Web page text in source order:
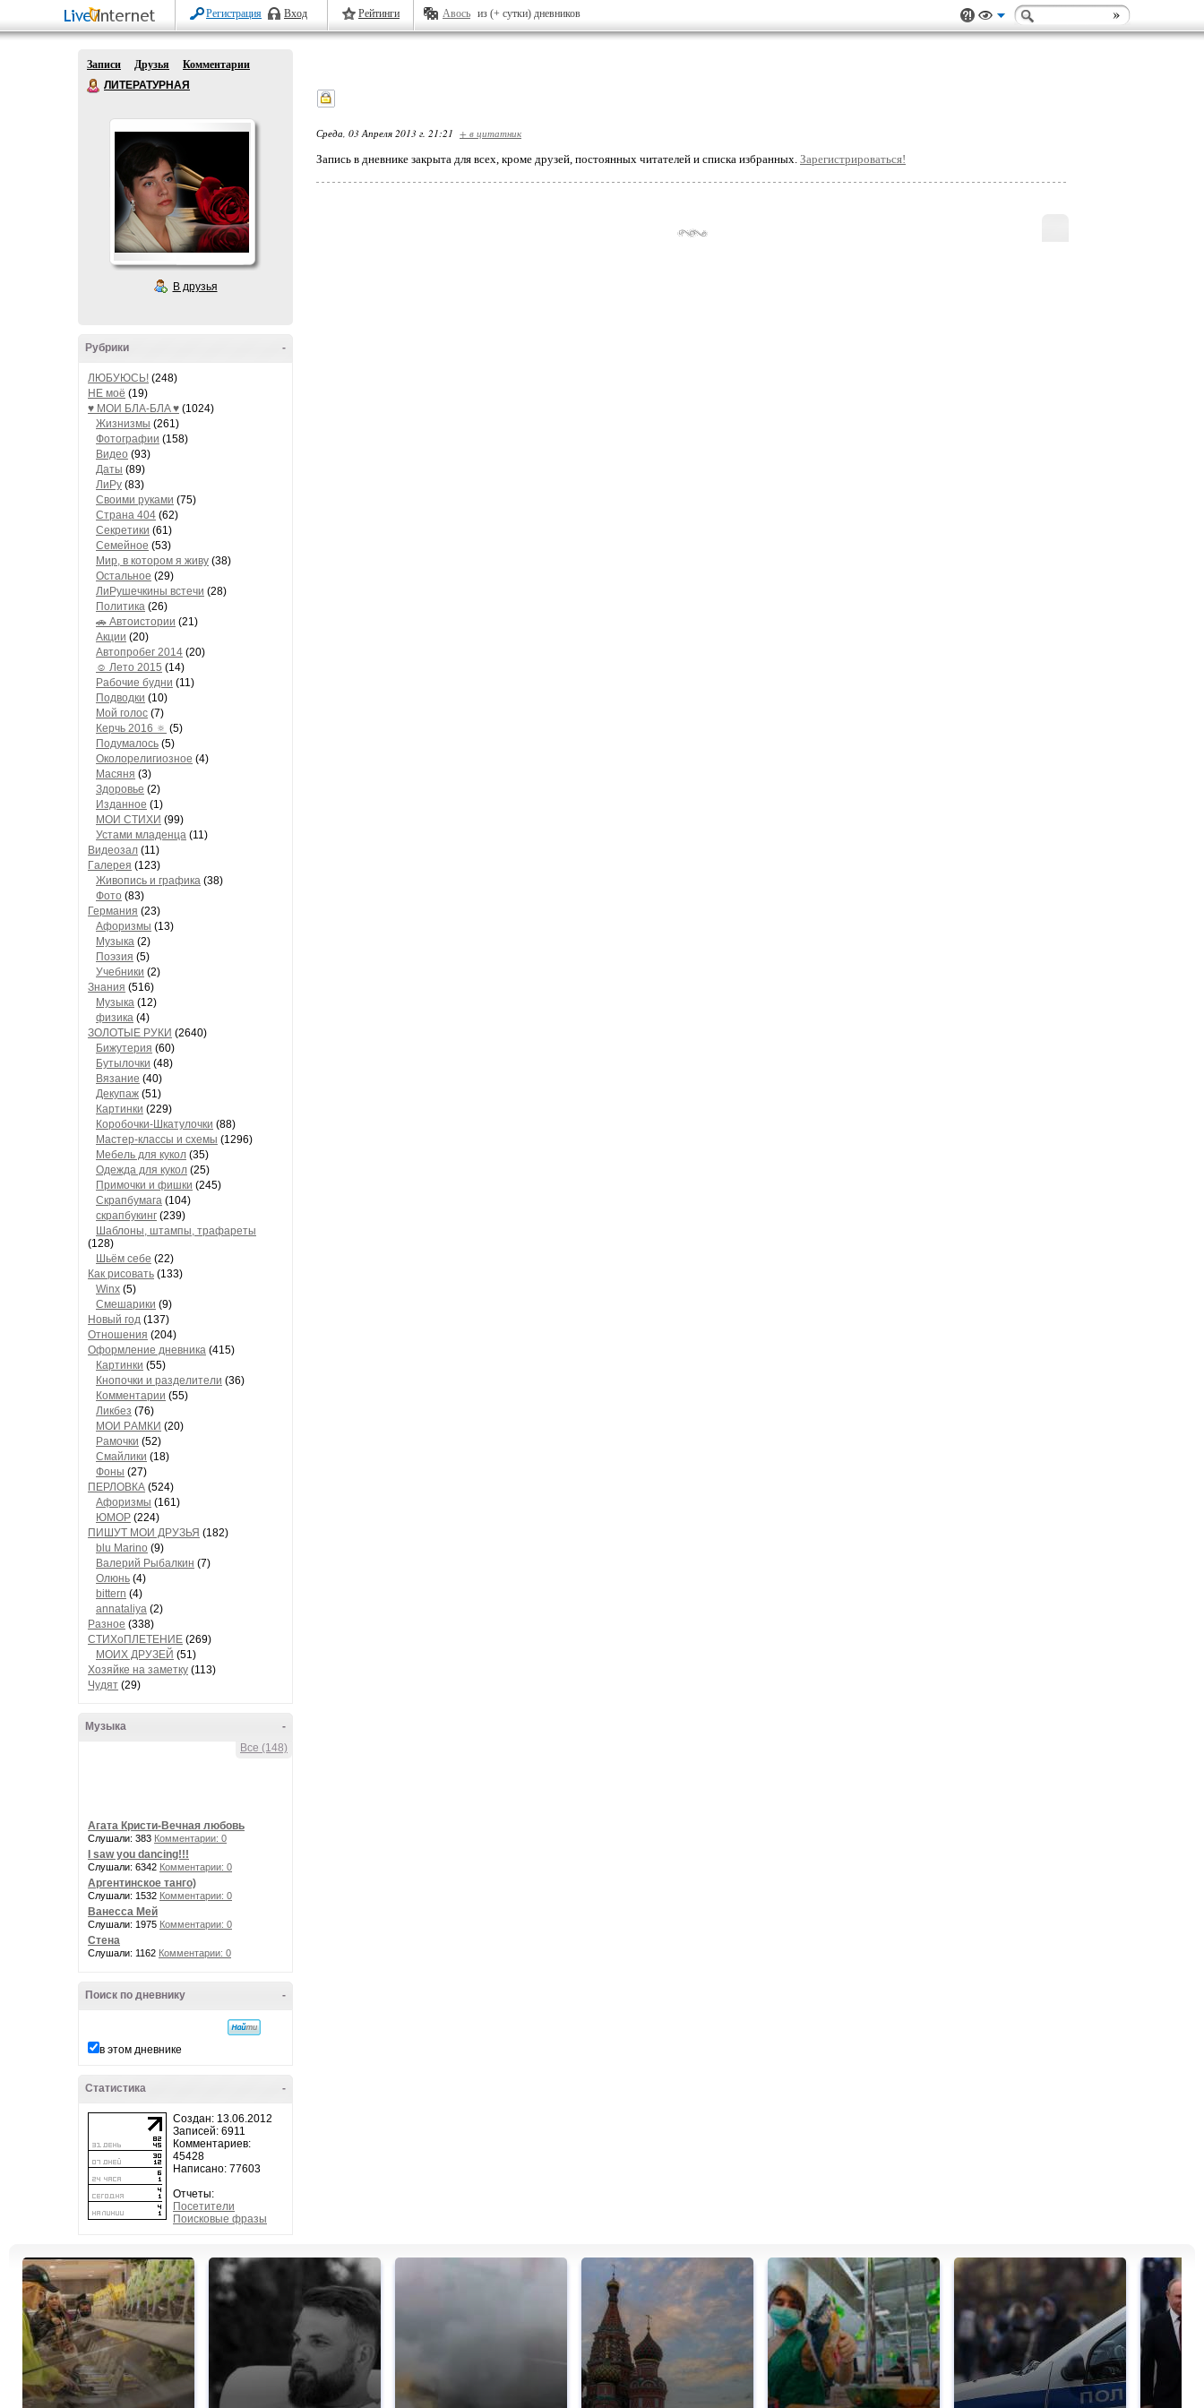
Регистрация Вход Рейтинги Авось из (+ сутки) дневников
Записи Друзья
Комментарии
ЛИТЕРАТУРНАЯ
В друзья
-
Рубрики
ЛЮБУЮСЬ! (248)
НЕ моё (19)
♥ МОИ БЛA-БЛA ♥ (1024)
Жизнизмы (261)
Фотографии (158)
Видео (93)
Даты (89)
ЛиРу (83)
Своими руками (75)
Страна 404 (62)
Секретики (61)
Семейное (53)
Мир, в котором я живу (38)
Остальное (29)
ЛиРушечкины встечи (28)
Политика (26)
🚗 Автоистории (21)
Акции (20)
Автопробег 2014 (20)
☺ Лето 2015 (14)
Рабочие будни (11)
Подводки (10)
Мой голос (7)
Керчь 2016 🔅 (5)
Подумалось (5)
Околорелигиозное (4)
Масяня (3)
Здоровье (2)
Изданное (1)
МОИ СТИХИ (99)
Устами младенца (11)
Видеозал (11)
Гaлерея (123)
Живопись и грaфикa (38)
Фото (83)
Гермaния (23)
Aфоризмы (13)
Музыкa (2)
Поэзия (5)
Учебники (2)
Знания (516)
Музыкa (12)
физика (4)
ЗОЛОТЫЕ РУКИ (2640)
Бижутерия (60)
Бутылочки (48)
Вязaние (40)
Декупaж (51)
Кaртинки (229)
Коробочки-Шкатулочки (88)
Мастер-классы и схемы (1296)
Мебель для кукол (35)
Одеждa для кукол (25)
Примочки и фишки (245)
Скрaпбумaгa (104)
скрапбукинг (239)
Шaблоны, штaмпы, трaфaреты
(128)
Шьём себе (22)
Как рисовать (133)
Winx (5)
Смешарики (9)
Новый год (137)
Отношения (204)
Оформление дневника (415)
Кaртинки (55)
Кнопочки и рaзделители (36)
Комментaрии (55)
Ликбез (76)
МОИ РAМКИ (20)
Рaмочки (52)
Смaйлики (18)
Фоны (27)
ПЕРЛОВКА (524)
Aфоризмы (161)
ЮМОР (224)
ПИШУТ МОИ ДРУЗЬЯ (182)
blu Marino (9)
Валерий Рыбалкин (7)
Олюнь (4)
bittern (4)
annataliya (2)
Разное (338)
СТИХоПЛЕТЕНИЕ (269)
МОИХ ДРУЗЕЙ (51)
Хозяйке на заметку (113)
Чудят (29)
-
Музыка
Все (148)
Агата Кристи-Вечная любовь
Слушали: 383 Комментарии: 0
I saw you dancing!!!
Слушали: 6342 Комментарии: 0
Аргентинское танго)
Слушали: 1532 Комментарии: 0
Ванесса Мей
Слушали: 1975 Комментарии: 0
Стена
Слушали: 1162 Комментарии: 0
-
Поиск по дневнику
в этом дневнике
-
Статистика
Создан: 13.06.2012
Записей: 6911
Комментариев:
45428
Написано: 77603
Отчеты:
Посетители
Поисковые фразы
Среда, 03 Апреля 2013 г. 21:21 + в цитатник
Запись в дневнике закрыта для всех, кроме друзей, постоянных читателей и списка избранных. Зарегистрироваться!